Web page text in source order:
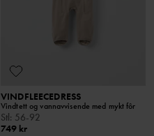
VINDFLEECEDRESS
Vindtett og vannavvisende med mykt fôr
Stl : 56-92
749 kr